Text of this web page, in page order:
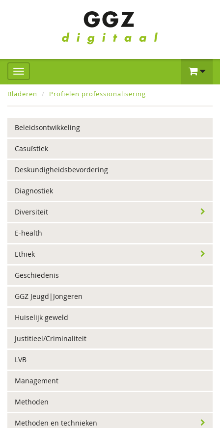
Bladeren Profielen professionalisering
Beleidsontwikkeling
Casuïstiek
Deskundigheidsbevordering
Diagnostiek
Diversiteit
E-health
Ethiek
Geschiedenis
GGZ Jeugd|Jongeren
Huiselijk geweld
Justitieel/Criminaliteit
LVB
Management
Methoden
Methoden en technieken